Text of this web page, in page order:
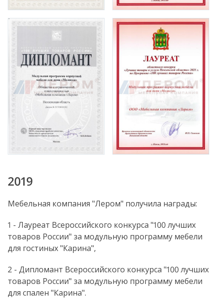
2019
Мебельная компания "Лером" получила награды:
1 - Лауреат Всероссийского конкурса "100 лучших
товаров России" за модульную программу мебели
для гостиных "Карина",
2 - Дипломант Всероссийского конкурса "100 лучших
товаров России" за модульную программу мебели
для спален "Карина".